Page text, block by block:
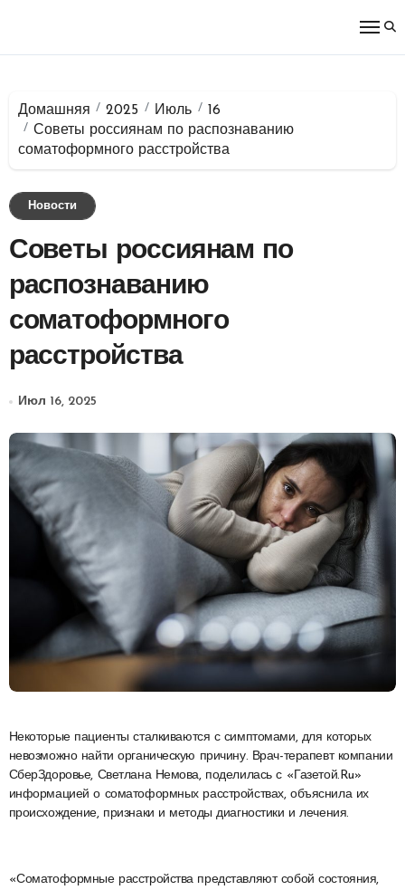
Домашняя 2025 Июль
16
Советы россиянам по распознаванию
соматоформного расстройства
Новости
Советы россиянам по
распознаванию
соматоформного
расстройства
Июл 16, 2025
Некоторые пациенты сталкиваются с симптомами, для которых
невозможно найти органическую причину. Врач-терапевт компании
СберЗдоровье, Светлана Немова, поделилась с «Газетой.Ru»
информацией о соматоформных расстройствах, объяснила их
происхождение, признаки и методы диагностики и лечения.
«Соматоформные расстройства представляют собой состояния,